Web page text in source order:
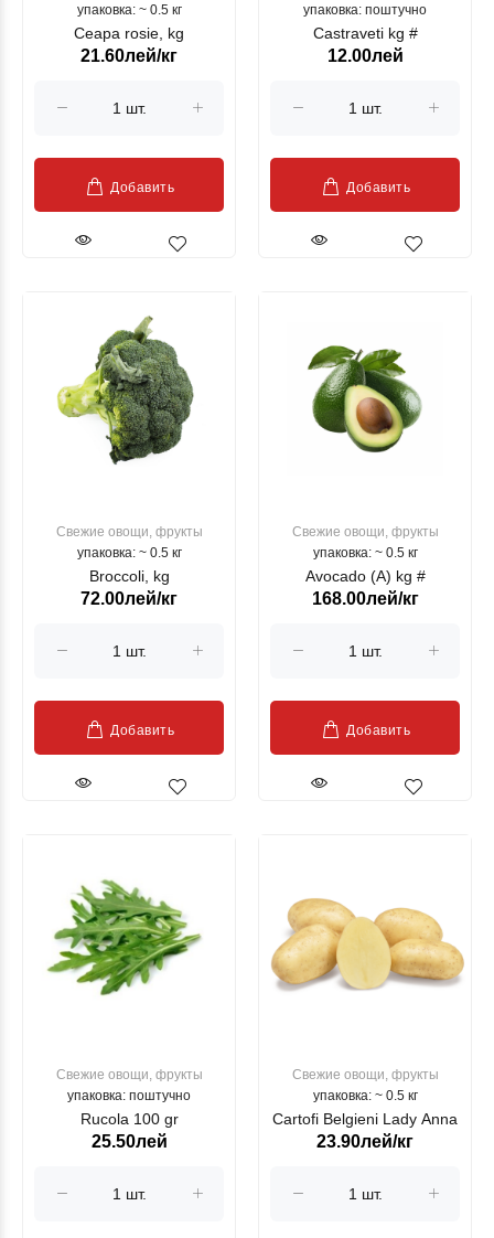
упаковка: ~ 0.5 кг
Ceapa rosie, kg
21.60лей/кг
Добавить
упаковка: поштучно
Castraveti kg #
12.00лей
Добавить
Свежие овощи, фрукты
упаковка: ~ 0.5 кг
Broccoli, kg
72.00лей/кг
Добавить
Свежие овощи, фрукты
упаковка: ~ 0.5 кг
Avocado (A) kg #
168.00лей/кг
Добавить
Свежие овощи, фрукты
упаковка: поштучно
Rucola 100 gr
25.50лей
Свежие овощи, фрукты
упаковка: ~ 0.5 кг
Cartofi Belgieni Lady Anna
23.90лей/кг